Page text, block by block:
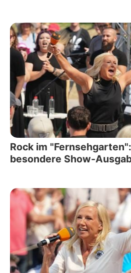
Rock im
besondere Show-